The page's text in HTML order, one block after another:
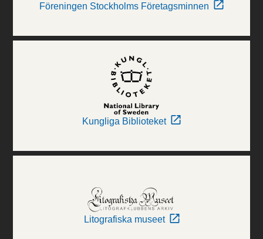
Föreningen Stockholms Företagsminnen
Kungliga Biblioteket
Litografiska museet